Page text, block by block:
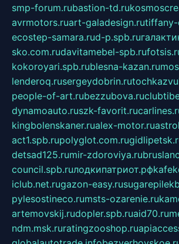
smp-forum.rubastion-td.ru
avrmotors.ruart-galadesign.rutiffany-
ecostep-samara.rud-p.spb.ru
sko.com.rudavitamebel-spb.ru
kokoroyari.spb.rublesna-kazan.ru
lenderoq.rusergeydobrin.ru
people-of-art.rubezzubova.ru
dynamoauto.ruszk-favorit.ru
kingbolenskaner.rualex-motor.ru
act1.spb.rupolyglot.com.ru
detsad125.rumir-zdoroviya.ru
council.spb.ruлодкипатриот.рф
iclub.net.rugazon-easy.ru
pylesostineco.rumsts-ozarenie.ru
artemovskij.rudopler.spb.ruaid70.ru
ndm.msk.ruratingzooshop.ru